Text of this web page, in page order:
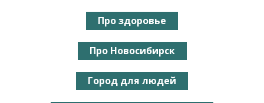
Про здоровье
Про Новосибирск
Город для людей